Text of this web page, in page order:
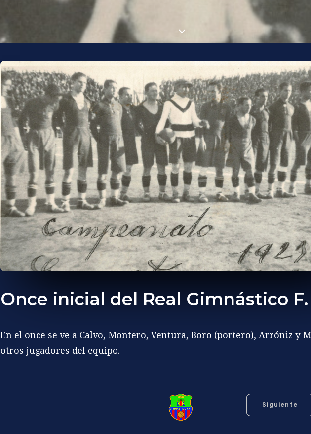
Once inicial del Real Gimnástico F.
En el once se ve a Calvo, Montero, Ventura, Boro (portero), Arróniz y
otros jugadores del equipo.
Siguiente